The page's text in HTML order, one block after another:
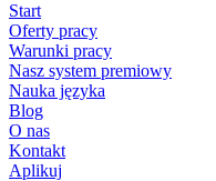
Start
Oferty pracy
Warunki pracy
Nasz system premiowy
Nauka języka
Blog
O nas
Kontakt
Aplikuj